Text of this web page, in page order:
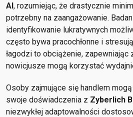
AI, rozumiejąc, że drastycznie
potrzebny na zaangażowanie.
identyfikowanie lukratywnych
często bywa pracochłonne i
łagodzi to obciążenie, zapewniając
nowicjusze mogą korzystać
Osoby zajmujące się handlem
swoje doświadczenia z Zyberlich
niezwykłej adaptowalności